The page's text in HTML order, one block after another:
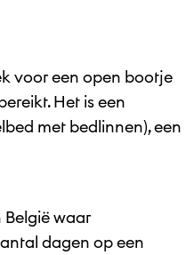
voor een open bootje
Het is een
met bedlinnen), een
waar
dagen op een